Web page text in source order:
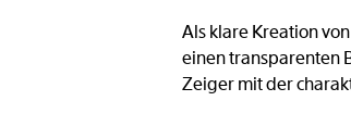
Als klare Kreation
einen transparenten
Zeiger mit der